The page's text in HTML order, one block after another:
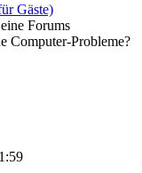
Gäste)
Forums
Computer-Probleme?